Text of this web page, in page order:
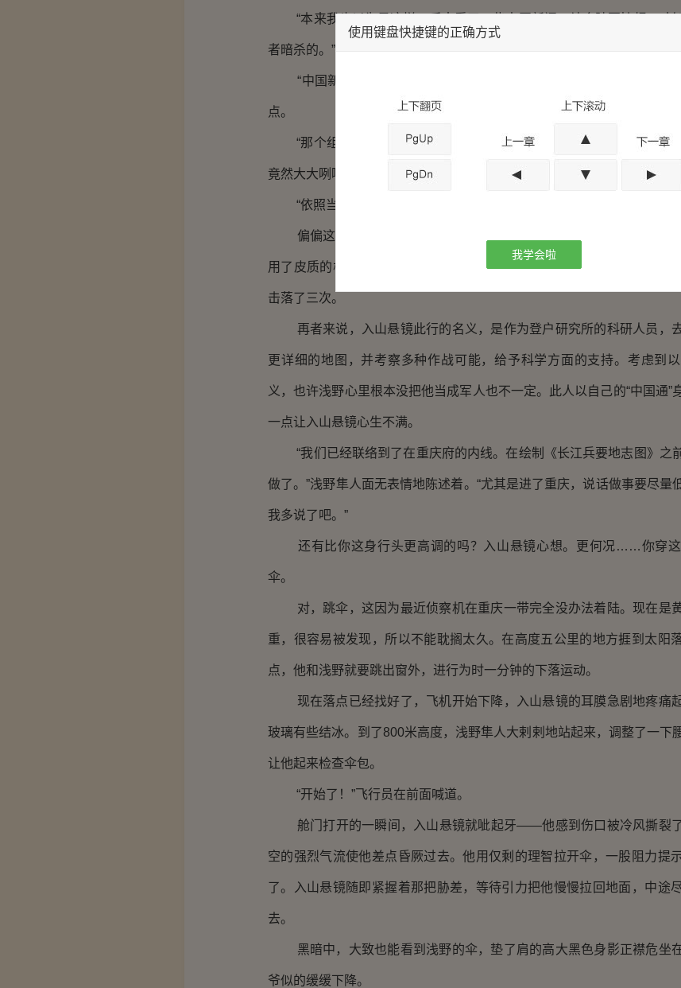
“本来我也以为是这样，后来看了一些中国新闻，结合陆军情报，才
者暗杀的。”
“中国新闻？他们为何不帮那个武士保密？”作为情报人员，浅野隼
点。
“那个组织叫山东国术馆，有点像是我们的道馆。大概是为了宣传自
竟然大大咧咧地把刺杀家兄的事报道了出来。”
“依照当下的形势，恐怕是会把这事当成宣扬国威的美谈吧。”
偏偏这话从别人嘴里说出来，能让入山悬镜心里不舒服一下子。据
用了皮质的柄卷，手上打滑，不得不把泥土敷在柄卷上试图还击，但还
击落了三次。
再者来说，入山悬镜此行的名义，是作为登户研究所的科研人员，
更详细的地图，并考察多种作战可能，给予科学方面的支持。考虑到
义，也许浅野心里根本没把他当成军人也不一定。此人以自己的“中国通”
一点让入山悬镜心生不满。
“我们已经联络到了在重庆府的内线。在绘制《长江兵要地志图》之
做了。”浅野隼人面无表情地陈述着。“尤其是进了重庆，说话做事要尽量
我多说了吧。”
还有比你这身行头更高调的吗？入山悬镜心想。更何况……你穿这
伞。
对，跳伞，这因为最近侦察机在重庆一带完全没办法着陆。现在是
重，很容易被发现，所以不能耽搁太久。在高度五公里的地方捱到太阳
点，他和浅野就要跳出窗外，进行为时一分钟的下落运动。
现在落点已经找好了，飞机开始下降，入山悬镜的耳膜急剧地疼痛起
玻璃有些结冰。到了800米高度，浅野隼人大剌剌地站起来，调整了一下
让他起来检查伞包。
“开始了！”飞行员在前面喊道。
舱门打开的一瞬间，入山悬镜就呲起牙——他感到伤口被冷风撕裂了
空的强烈气流使他差点昏厥过去。他用仅剩的理智拉开伞，一股阻力提
了。入山悬镜随即紧握着那把胁差，等待引力把他慢慢拉回地面，中途
去。
黑暗中，大致也能看到浅野的伞，垫了肩的高大黑色身影正襟危坐
爷似的缓缓下降。
使用键盘快捷键的正确方式
我学会啦